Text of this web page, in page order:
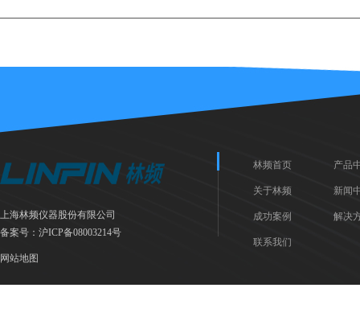
上海林频仪器股份有限公司
备案号： 沪ICP备08003214号
网站地图
林频首页 产品
关于林频 新闻
成功案例 解决
联系我们